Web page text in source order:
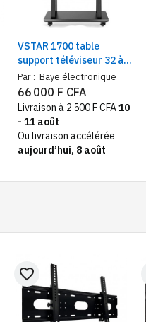
VSTAR 1700 table
support téléviseur 32 à
75 pouces noir
Par : Baye électronique
66 000 F CFA
Livraison à 2 500 F CFA10
- 11 août
Ou livraison accélérée
aujourd’hui, 8 août
favorite_border